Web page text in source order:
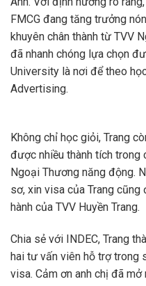
FMCG đang tăng trưởng
khuyên chân thành từ TVV
đã nhanh chóng lựa chọn
University là nơi để theo
Advertising.
Không chỉ học giỏi, Trang
được nhiều thành tích
Ngoại Thương năng động.
sơ, xin visa của Trang
hành của TVV Huyền Trang.
Chia sẻ với INDEC, Trang
hai tư vấn viên hỗ trợ trong
visa. Cảm ơn anh chị đã